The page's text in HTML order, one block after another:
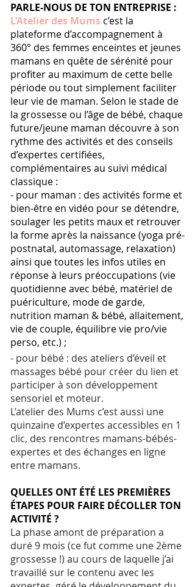
PARLE-NOUS DE TON ENTREPRISE :
L’Atelier des Mums c’est la
plateforme d’accompagnement à
360° des femmes enceintes et jeunes
mamans en quête de sérénité pour
profiter au maximum de cette belle
période ou tout simplement faciliter
leur vie de maman. Selon le stade de
la grossesse ou l’âge de bébé, chaque
future/jeune maman découvre à son
rythme des activités et des conseils
d’expertes certifiées,
complémentaires au suivi médical
classique :
- pour maman : des activités forme et
bien-être en vidéo pour se détendre,
soulager les petits maux et retrouver
la forme après la naissance (yoga pré-
postnatal, automassage, relaxation)
ainsi que toutes les infos utiles en
réponse à leurs préoccupations (vie
quotidienne avec bébé, matériel de
puériculture, mode de garde,
nutrition maman & bébé, allaitement,
vie de couple, équilibre vie pro/vie
perso, etc.) ;
- pour bébé : des ateliers d’éveil et
massages bébé pour créer du lien et
participer à son développement
sensoriel et moteur.
L’atelier des Mums c’est aussi une
quinzaine d’expertes accessibles en 1
clic, des rencontres mamans-bébés-
expertes et des échanges en ligne
entre mamans.
QUELLES ONT ÉTÉ LES PREMIÈRES
ÉTAPES POUR FAIRE DÉCOLLER TON
ACTIVITÉ ?
La phase amont de préparation a
duré 9 mois (ce fut comme une 2ème
grossesse !) au cours de laquelle j’ai
travaillé sur le contenu avec les